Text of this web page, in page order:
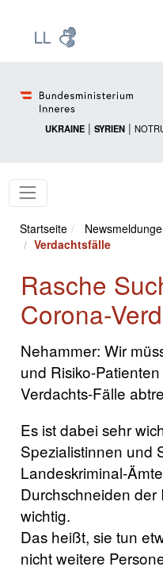
UKRAINE | SYRIEN |
Startseite
Verdachtsfälle
Rasche
Corona-
Nehammer: Wir
und Risiko-
Verdachts-Fälle
Es ist dabei sehr
Spezialistinnen und
Landeskriminal-
Durchschneiden der
wichtig.
Das heißt, sie tun
nicht weitere